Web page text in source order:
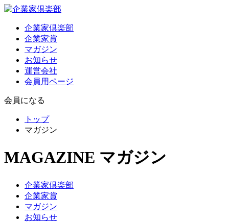
企業家倶楽部
企業家賞
マガジン
お知らせ
運営会社
会員用ページ
会員になる
トップ
マガジン
MAGAZINE マガジン
企業家倶楽部
企業家賞
マガジン
お知らせ